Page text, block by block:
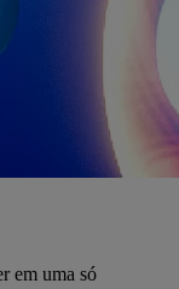
em uma só